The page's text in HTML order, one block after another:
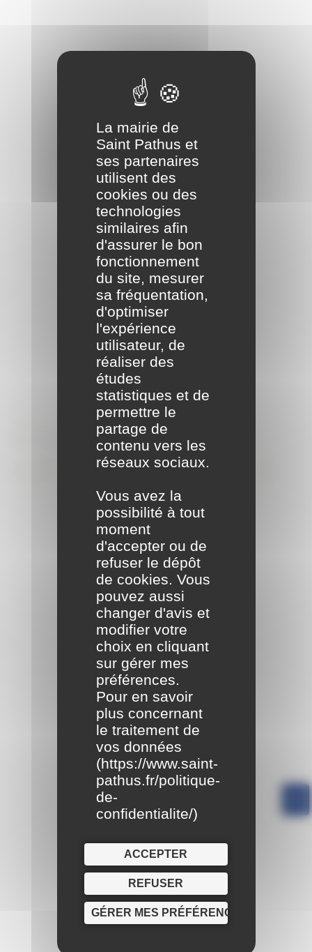
Formalités
administratives
La mairie de
Saint Pathus et
ses partenaires
utilisent des
cookies ou des
technologies
similaires afin
d'assurer le bon
fonctionnement
du site, mesurer
sa fréquentation,
d'optimiser
l'expérience
utilisateur, de
réaliser des
études
statistiques et de
permettre le
partage de
contenu vers les
réseaux sociaux.
Vous avez la
possibilité à tout
moment
d'accepter ou de
refuser le dépôt
de cookies. Vous
pouvez aussi
changer d'avis et
modifier votre
choix en cliquant
sur gérer mes
préférences.
Pour en savoir
plus concernant
le traitement de
vos données
(https://www.saint-
pathus.fr/politique-
de-
confidentialite/)
ACCEPTER
REFUSER
GÉRER MES PRÉFÉRENCES